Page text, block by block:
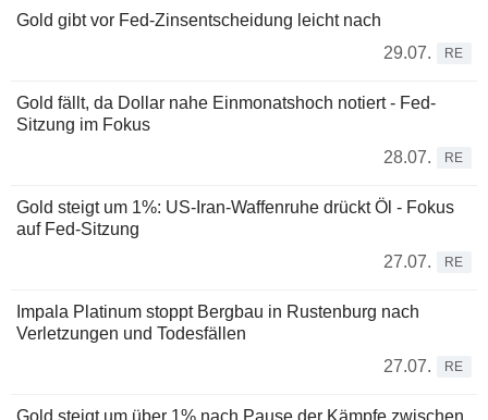
Gold gibt vor Fed-Zinsentscheidung leicht nach
29.07.
RE
Gold fällt, da Dollar nahe Einmonatshoch notiert - Fed-
Sitzung im Fokus
28.07.
RE
Gold steigt um 1%: US-Iran-Waffenruhe drückt Öl - Fokus
auf Fed-Sitzung
27.07.
RE
Impala Platinum stoppt Bergbau in Rustenburg nach
Verletzungen und Todesfällen
27.07.
RE
Gold steigt um über 1% nach Pause der Kämpfe zwischen